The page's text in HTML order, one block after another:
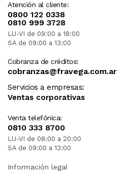
Atención al cliente:
0800 122 0338
0810 999 3728
LU-VI de 09:00 a 18:00
SA de 09:00 a 13:00
Cobranza de créditos:
cobranzas@fravega.com.ar
Servicios a empresas:
Ventas corporativas
Venta telefónica:
0810 333 8700
LU-VI de 08:00 a 20:00
SA de 09:00 a 13:00
Información legal